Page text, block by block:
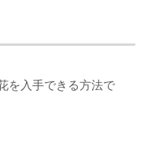
を入手できる方法で